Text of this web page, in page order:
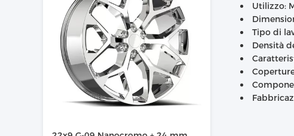
Utilizzo:
Tipo di
Densità